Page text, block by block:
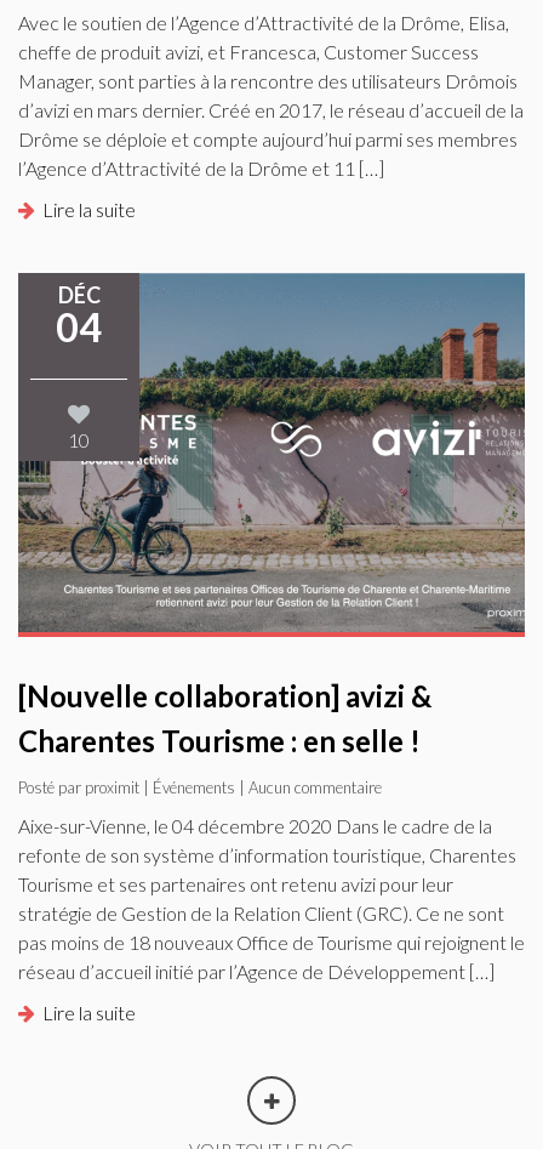
Avec le soutien de l’Agence d’Attractivité de la Drôme, Elisa,
cheffe de produit avizi, et Francesca, Customer Success
Manager, sont parties à la rencontre des utilisateurs Drômois
d’avizi en mars dernier. Créé en 2017, le réseau d’accueil de la
Drôme se déploie et compte aujourd’hui parmi ses membres
l’Agence d’Attractivité de la Drôme et 11 […]
Lire la suite
DÉC
04
10
[Nouvelle collaboration] avizi &
Charentes Tourisme : en selle !
Posté par proximit | Événements | Aucun commentaire
Aixe-sur-Vienne, le 04 décembre 2020 Dans le cadre de la
refonte de son système d’information touristique, Charentes
Tourisme et ses partenaires ont retenu avizi pour leur
stratégie de Gestion de la Relation Client (GRC). Ce ne sont
pas moins de 18 nouveaux Office de Tourisme qui rejoignent le
réseau d’accueil initié par l’Agence de Développement […]
Lire la suite